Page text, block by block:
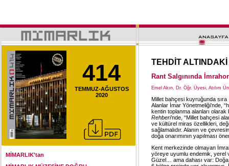
414
TEMMUZ-AĞUSTOS
2020
MİMARLIK'tan
TEHDİT
Rant Salgınında
Emel Akın, Dr. Öğr. Üyesi, Atılım
Millet bahçesi kuyruğunda sıra
Alanlar İmar Yönetmeliği’nde,
kentin toplanma alanları
Rehberi’nde, “Millet bahçesi
ve kültürel miras özellikleri,
sağlamalıdır. Alanın ve
doğa onarımının yapılması
Kent merkezinde olmayan
yöreye uyumlu endemik, yerel
Güzel… ama dahası var: